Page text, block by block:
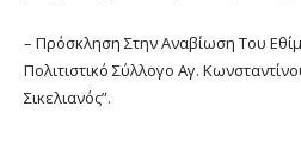
– Πρόσκληση Στην Αναβίωση Του
Πολιτιστικό Σύλλογο Αγ.
Σικελιανός”.